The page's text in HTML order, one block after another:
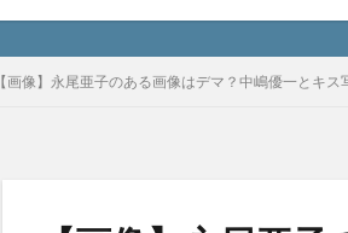
【画像】永尾亜子のある画像はデマ？中嶋優一とキス